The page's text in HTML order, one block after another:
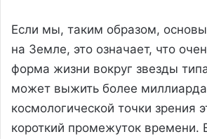
Если мы, таким образом,
на Земле, это означает, что
форма жизни вокруг звезды
может выжить более
космологической точки зрения
короткий промежуток времени.